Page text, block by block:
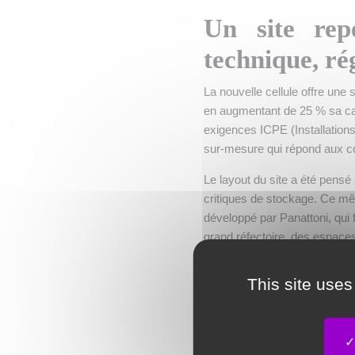
Un site
technique,
La nouvelle cellule offre une
en augmentant de 25 % sa
exigences ICPE
sur-mesure qui répond aux
Le layout du site a été
critiques de stockage. Ce
développé par Panattoni,
grand réfectoire, des
This site